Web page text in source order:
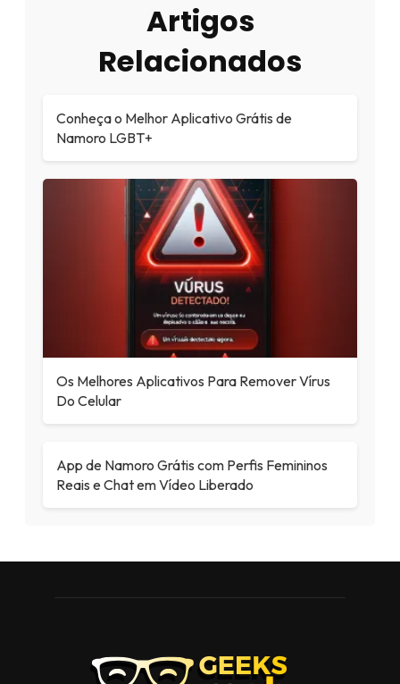
Artigos
Relacionados
Conheça o Melhor Aplicativo Grátis de
Namoro LGBT+
Os Melhores Aplicativos Para Remover Vírus
Do Celular
App de Namoro Grátis com Perfis Femininos
Reais e Chat em Vídeo Liberado